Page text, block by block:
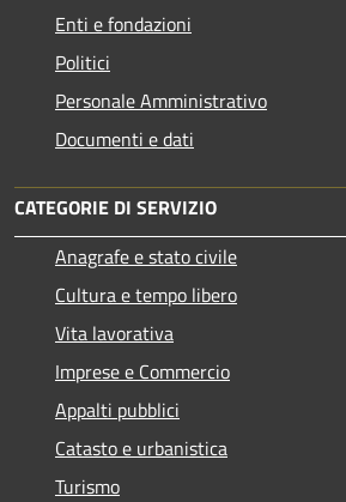
Enti e fondazioni
Politici
Personale Amministrativo
Documenti e dati
CATEGORIE DI SERVIZIO
Anagrafe e stato civile
Cultura e tempo libero
Vita lavorativa
Imprese e Commercio
Appalti pubblici
Catasto e urbanistica
Turismo